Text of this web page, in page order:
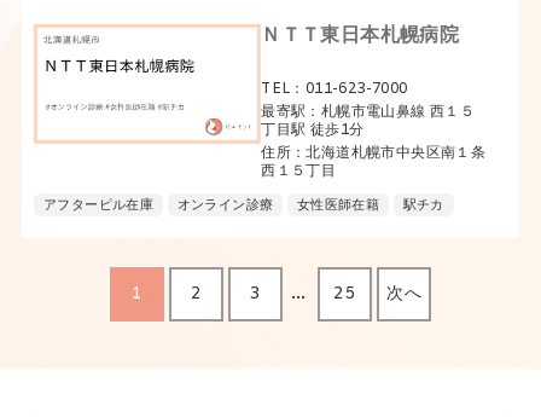
ＮＴＴ東日本札幌病院
TEL：011-623-7000
最寄駅：札幌市電山鼻線 西１５
丁目駅 徒歩1分
住所：北海道札幌市中央区南１条
西１５丁目
アフターピル在庫 オンライン診療 女性医師在籍 駅チカ
1 2 3 … 25 次へ